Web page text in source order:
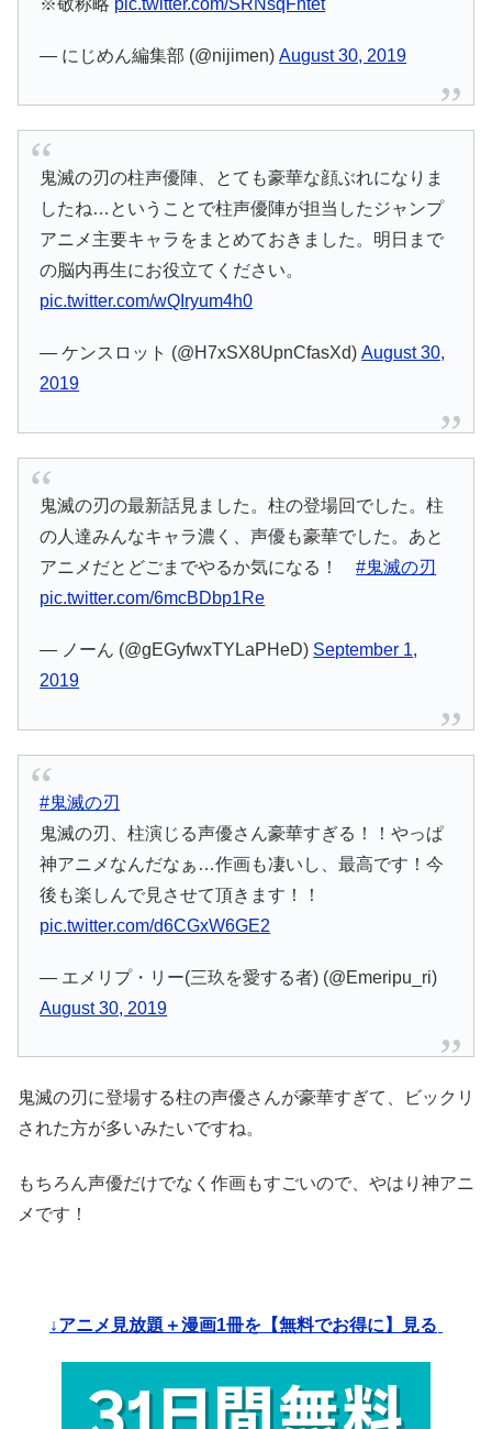
※敬称略 pic.twitter.com/SRNsqFntet
— にじめん編集部 (@nijimen)August 30, 2019
鬼滅の刃の柱声優陣、とても豪華な顔ぶれになりま
したね…ということで柱声優陣が担当したジャンプ
アニメ主要キャラをまとめておきました。明日まで
の脳内再生にお役立てください。
pic.twitter.com/wQIryum4h0
— ケンスロット (@H7xSX8UpnCfasXd)August 30,
2019
鬼滅の刃の最新話見ました。柱の登場回でした。柱
の人達みんなキャラ濃く、声優も豪華でした。あと
アニメだとどごまでやるか気になる！#鬼滅の刃
pic.twitter.com/6mcBDbp1Re
— ノーん (@gEGyfwxTYLaPHeD) September 1,
2019
#鬼滅の刃
鬼滅の刃、柱演じる声優さん豪華すぎる！！やっぱ
神アニメなんだなぁ…作画も凄いし、最高です！今
後も楽しんで見させて頂きます！！
pic.twitter.com/d6CGxW6GE2
— エメリプ・リー(三玖を愛する者) (@Emeripu_ri)
August 30, 2019
鬼滅の刃に登場する柱の声優さんが豪華すぎて、ビックリ
された方が多いみたいですね。
もちろん声優だけでなく作画もすごいので、やはり神アニ
メです！
↓アニメ見放題＋漫画1冊を【無料でお得に】見る